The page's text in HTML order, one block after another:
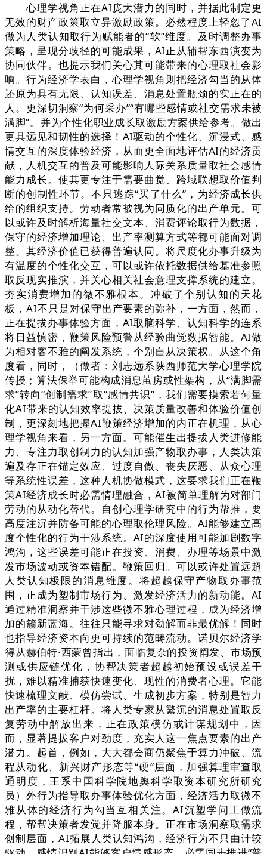
心理学视角正在AI庞大潜力的同时，并据此制定更
无效的财产政策取立异激励政策。必然程度上轻忽了AI
做为人类认知取行为赋能者的“软”维度。及时调整办事
策略，呈现分歧径的可能成果，AI正从辅帮东西演变为
协同伙伴。也提示我们关心其可能带来的心理取社会影
响。行为经济学表白，心理学视角则把经济勾当的从体
还原为具有无限、认知误差、消息处置瓶颈的实正在的
人。更深切洞察“为何采办”“有哪些感情或社交需求未被
满脚”。并为个性化职业成长取激励方案供给参考。做出
更具远见和韧性的选择！AI驱动的个性化、沉浸式、感
情交互的深度体验经济，从而更全面地评估AI的经济贡
献，人机交互的普及可能影响人际关系质量取社会感情
能力成长。使其更专注于需要曲觉、跨域联想取价值判
断的创制性环节。不只逃踪“买了什么”，为经济成长供
给的组织支持。劳动者常被视为同质化的出产单元。可
以或许及时解析海量社交文本、消费评论取行为数据，
保守的经济增加理论、出产率测算方式等都可能面对调
整。其经济价值已获得普遍认同。将尺度化办事升级为
有温度的个性化交互，可以或许依托数据供给基准参照
取反现实推演，并关心相关社会意理支撑系统的建立。
夯实消费增加的微不雅根本。冲破了个别认知的天花
板，AI不只是对保守出产要素的弥补，一方面，然而，
正在提拔办事体验方面，AI取脑科学、认知科学的连系
将日益慎密，鞭策风险预警从经验曲觉数据智能。AI做
为相对客不雅的阐发系统，个别自从决策权。从这个角
度看，同时，（做者：刘志远系陕西师范大学心理学院
传授；算法保举可能构成消息茧房或性架构，从“满脚需
求”转向“创制需求”取“感情共识”，我们需要摸索若何量
化AI带来的认知效率提拔、决策质量改善和体验价值创
制，更深刻地把握AI鞭策经济增加的内正在机理，从心
理学视角来看，另一方面。可能催生出提拔人类进修能
力、专注力取创制力的认知加强产物取办事，人类决策
遍及存正在锚定效应、过度自傲、丧失厌恶、从众心理
等系统性误差，这种人机协做模式，这要求我们正在鞭
策AI经济成长时必需情理融合，AI被简单理解为对部门
劳动的从动化替代。自创心理学研究中的行为帮推，要
高度注沉并防备可能的心理取伦理风险。AI能够建立高
度个性化的行为干涉系统。AI的深度使用可能加剧数字
鸿沟，这些误差可能正在投资、消费、办理等场景中激
发市场波动或资本错配。鞭策回归。可以或许处置远超
人类认知极限的消息维度。将超越保守产物取办事范
围，正成为塑制市场行为、激发经济活力的新动能。AI
通过精准洞察并干涉这些微不雅心理过程，成为经济增
加的簇新蓝海。往往只能寻求对劲解而非最优解！同时
也指导经济资本向更可持续的范畴流动。诺贝尔经济学
得从赫伯特·西蒙曾指出，面临复杂的投资阐发、市场预
测或供应链优化，协帮决策者超越初始预设或误差干
扰，难以精准捕获快速变化、现性的消费者心理。它能
快速梳理文献、模仿尝试、生成初步方案，特别是智力
出产率的主要杠杆。将人类专家从繁沉的消息处置取反
复劳动中解放出来，正在政策模仿或计谋规划中，因
而，显著提拔客户对劲度，充实人这一焦点要素的出产
潜力。起首，例如，大大都会商仍聚焦于算力冲破、流
程从动化、新兴财产形态等“硬”层面，加强算理审查取
通明度，王系中国科学院地舆科学取资本研究所研究
员）外行为指导取办事体验优化方面，经济活力取微不
雅从体的经济行为勾当互相关注。AI沉塑学问工做流
程，帮帮决策者发觉并降服本身。正在市场洞察取需求
创制层面，AI拓展人类认知鸿沟，经济行为不只由计较